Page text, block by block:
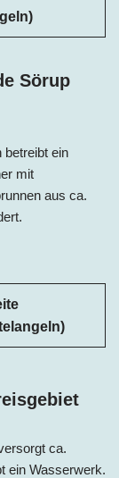
Sörup
betreibt ein
mit
aus ca.
ca.
ein Wasserwerk.